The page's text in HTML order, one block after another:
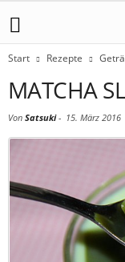
Start Rezepte
MATCHA
Von Satsuki- 15. März 2016